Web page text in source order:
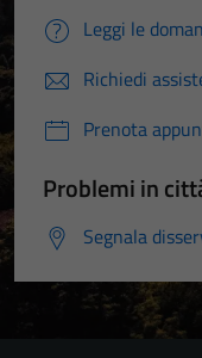
Leggi le
Richiedi
Prenota
Problemi in
Segnala